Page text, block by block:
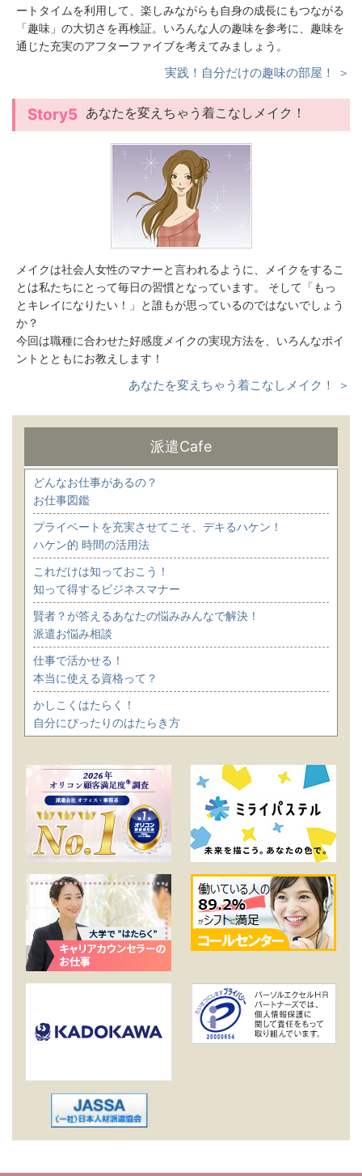
ートタイムを利用して、楽しみながらも自身の成長にもつながる
「趣味」の大切さを再検証。いろんな人の趣味を参考に、趣味を
通じた充実のアフターファイブを考えてみましょう。
実践！自分だけの趣味の部屋！ ＞
Story5 あなたを変えちゃう着こなしメイク！
メイクは社会人女性のマナーと言われるように、メイクをするこ
とは私たちにとって毎日の習慣となっています。 そして「もっ
とキレイになりたい！」と誰もが思っているのではないでしょう
か？
今回は職種に合わせた好感度メイクの実現方法を、いろんなポイ
ントとともにお教えします！
あなたを変えちゃう着こなしメイク！ ＞
派遣Cafe
どんなお仕事があるの？
お仕事図鑑
プライベートを充実させてこそ、デキるハケン！
ハケン的 時間の活用法
これだけは知っておこう！
知って得するビジネスマナー
賢者？が答えるあなたの悩みみんなで解決！
派遣お悩み相談
仕事で活かせる！
本当に使える資格って？
かしこくはたらく！
自分にぴったりのはたらき方